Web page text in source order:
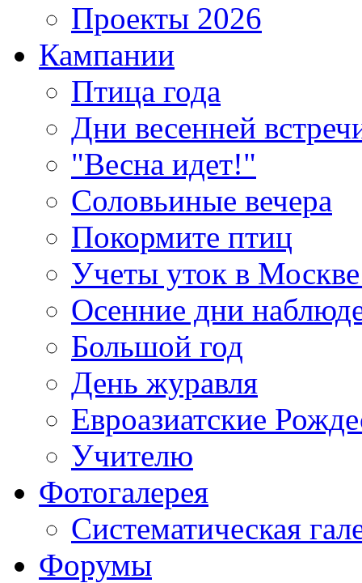
Проекты 2026
Кампании
Птица года
Дни весенней
"Весна идет!"
Соловьиные вечера
Покормите птиц
Учеты уток в
Осенние дни
Большой год
День журавля
Евроазиатские
Учителю
Фотогалерея
Систематическая
Форумы